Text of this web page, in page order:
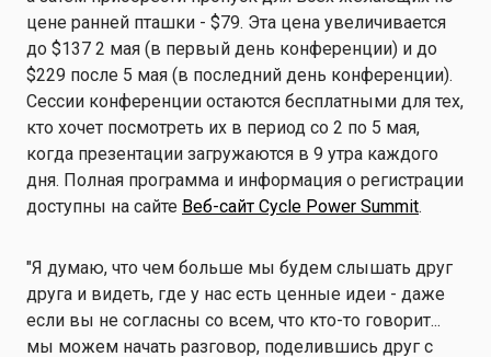
цене ранней пташки - $79. Эта цена увеличивается
до $137 2 мая (в первый день конференции) и до
$229 после 5 мая (в последний день конференции).
Сессии конференции остаются бесплатными для тех,
кто хочет посмотреть их в период со 2 по 5 мая,
когда презентации загружаются в 9 утра каждого
дня. Полная программа и информация о регистрации
доступны на сайте Веб-сайт Cycle Power Summit.
"Я думаю, что чем больше мы будем слышать друг
друга и видеть, где у нас есть ценные идеи - даже
если вы не согласны со всем, что кто-то говорит...
мы можем начать разговор, поделившись друг с